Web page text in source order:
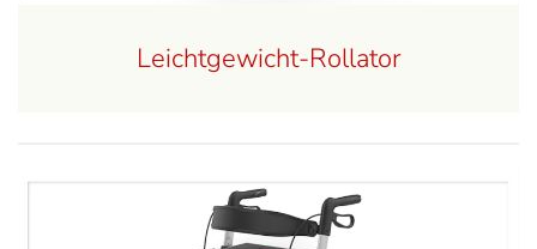
Leichtgewicht-Rollator